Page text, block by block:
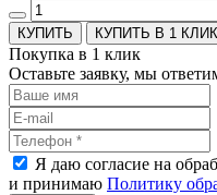
КУПИТЬ В 1 КЛИК
Покупка в 1 клик
Оставьте заявку, мы
Я даю согласие на
и принимаю Политику